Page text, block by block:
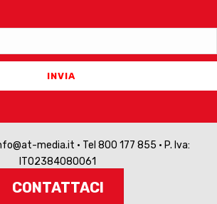
CONTATTACI
media.it • Tel 800 177 855 • P. Iva:
IT02384080061